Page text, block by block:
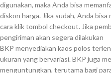
digunakan, maka Anda bisa
diskon harga. Jika sudah, Anda
cara klik tombol checkout. Jika
pengiriman akan segera dilakukan
BKP menyediakan kaos polos
ukuran yang bervariasi. BKP juga
menguntungkan, terutama bagi